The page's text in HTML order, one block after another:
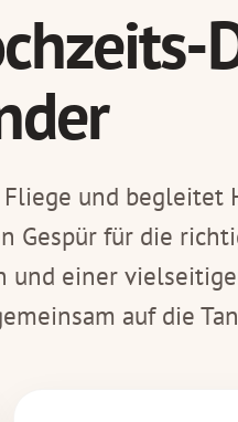
Fliege und
Gespür für die
und einer
auf die